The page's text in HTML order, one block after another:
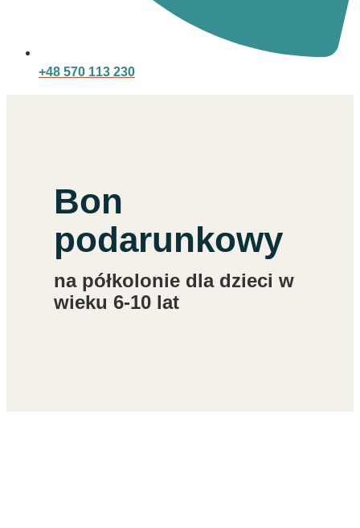
+48 570 113 230
Bon
podarunkowy
na półkolonie dla dzieci w
wieku 6-10 lat